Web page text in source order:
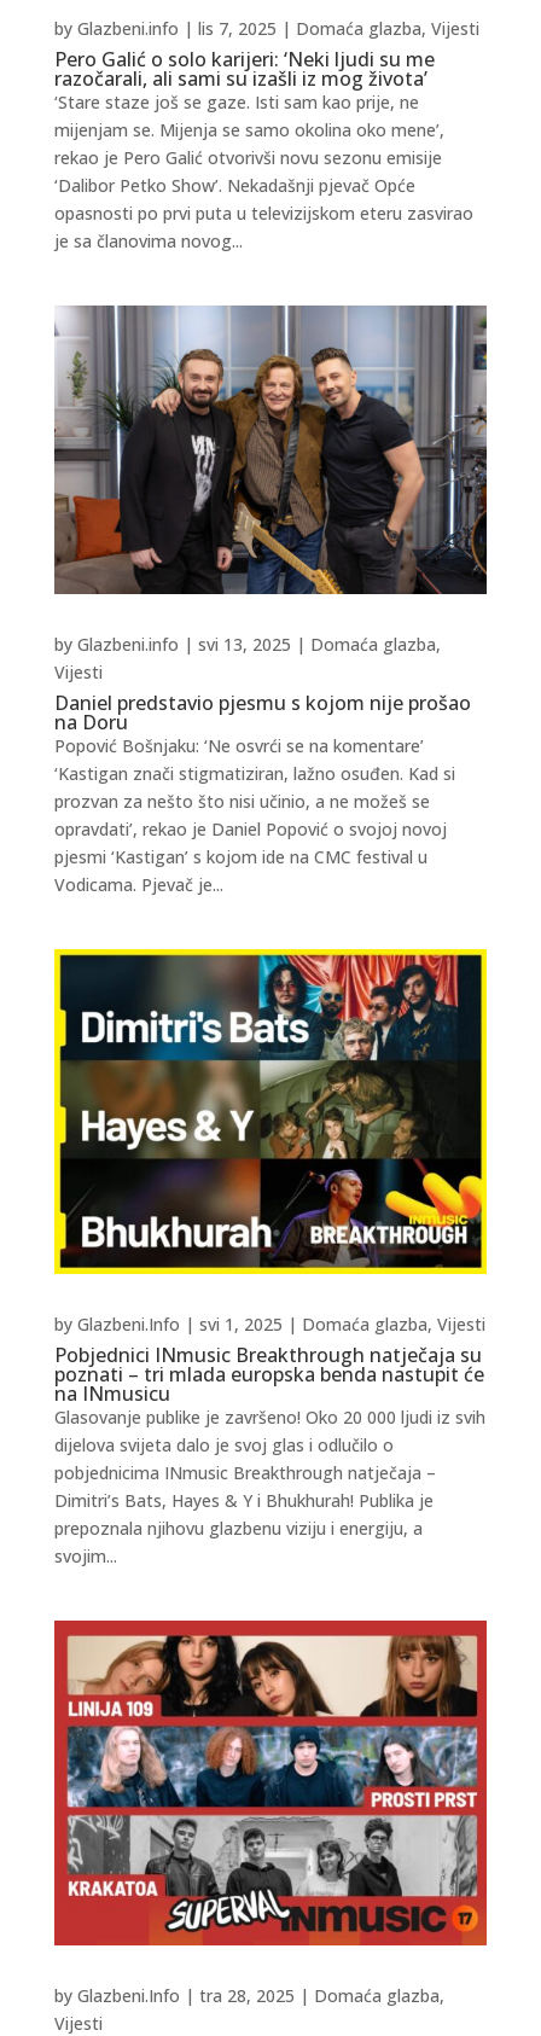
Pero Galić o solo karijeri: ‘Neki ljudi su me
razočarali, ali sami su izašli iz mog života’
by Glazbeni.info | lis 7, 2025 | Domaća glazba, Vijesti
‘Stare staze još se gaze. Isti sam kao prije, ne
mijenjam se. Mijenja se samo okolina oko mene’,
rekao je Pero Galić otvorivši novu sezonu emisije
‘Dalibor Petko Show’. Nekadašnji pjevač Opće
opasnosti po prvi puta u televizijskom eteru zasvirao
je sa članovima novog...
Daniel predstavio pjesmu s kojom nije prošao
na Doru
by Glazbeni.info | svi 13, 2025 | Domaća glazba,
Vijesti
Popović Bošnjaku: ‘Ne osvrći se na komentare’
‘Kastigan znači stigmatiziran, lažno osuđen. Kad si
prozvan za nešto što nisi učinio, a ne možeš se
opravdati’, rekao je Daniel Popović o svojoj novoj
pjesmi ‘Kastigan’ s kojom ide na CMC festival u
Vodicama. Pjevač je...
Pobjednici INmusic Breakthrough natječaja su
poznati – tri mlada europska benda nastupit će
na INmusicu
by Glazbeni.Info | svi 1, 2025 | Domaća glazba, Vijesti
Glasovanje publike je završeno! Oko 20 000 ljudi iz svih
dijelova svijeta dalo je svoj glas i odlučilo o
pobjednicima INmusic Breakthrough natječaja –
Dimitri’s Bats, Hayes & Y i Bhukhurah! Publika je
prepoznala njihovu glazbenu viziju i energiju, a
svojim...
by Glazbeni.Info | tra 28, 2025 | Domaća glazba,
Vijesti